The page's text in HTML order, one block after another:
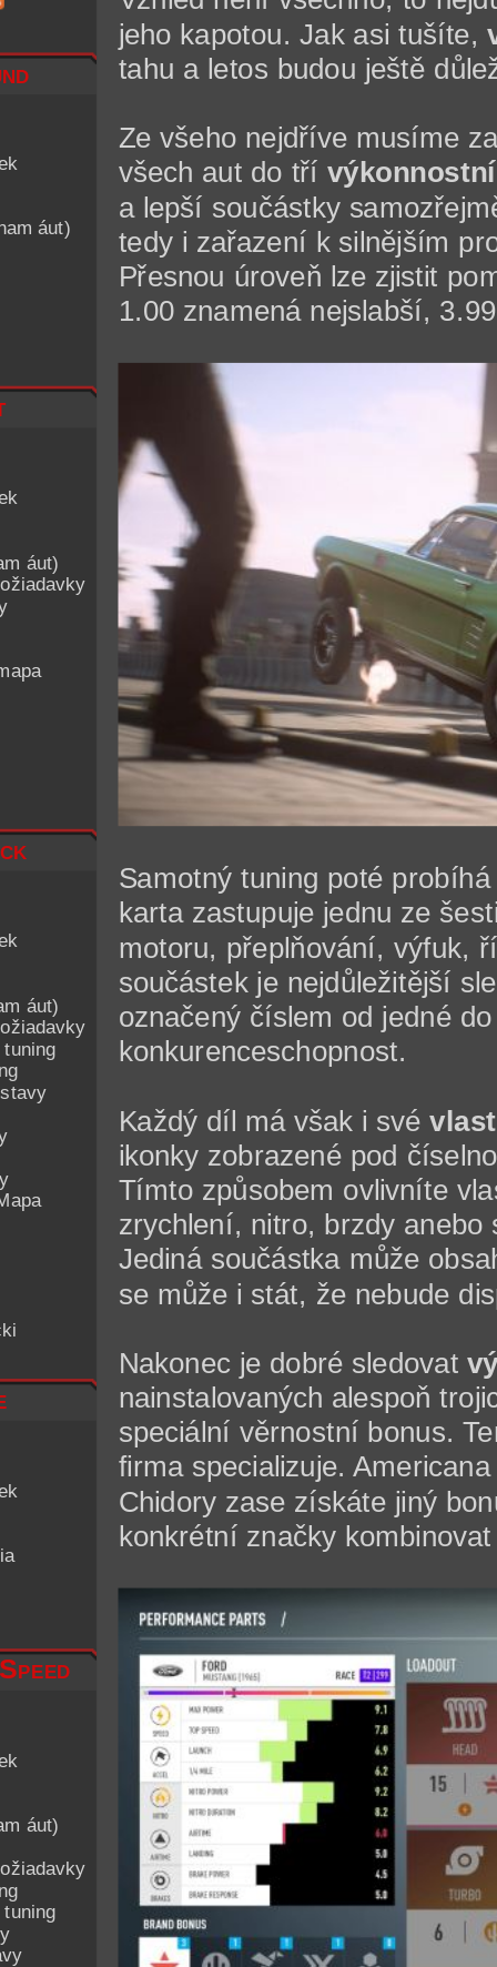
áut)
áut)
áut)
áut)
jeho kapotou. Jak asi tušíte,
tahu a letos budou ještě
Ze všeho nejdříve musíme
všech aut do tří
a lepší součástky
tedy i zařazení k silnějším
Přesnou úroveň lze zjistit
1.00 znamená nejslabší,
Samotný tuning poté
karta zastupuje jednu ze
motoru, přeplňování, výfuk,
součástek je nejdůležitější
označený číslem od jedné
konkurenceschopnost.
Každý díl má však i své
ikonky zobrazené pod
Tímto způsobem ovlivníte
zrychlení, nitro, brzdy anebo
Jediná součástka může
se může i stát, že nebude
Nakonec je dobré sledovat
nainstalovaných alespoň
speciální věrnostní bonus.
firma specializuje.
Chidory zase získáte jiný
konkrétní značky